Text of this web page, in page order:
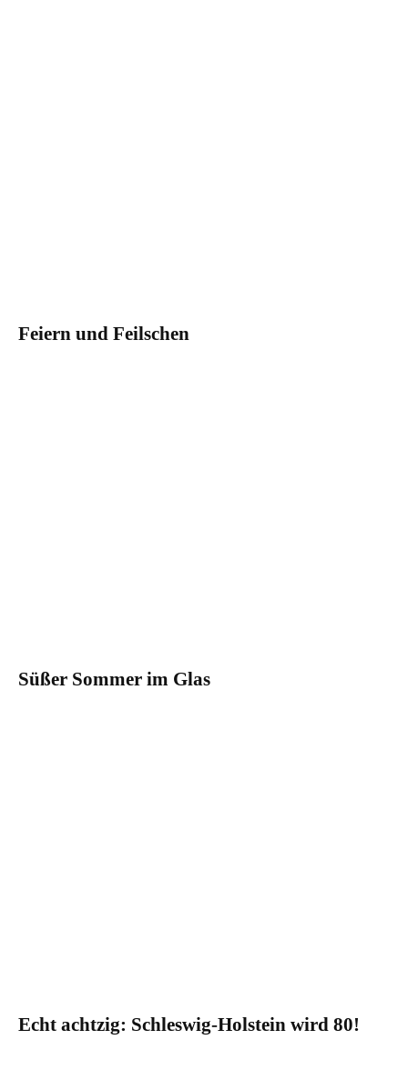
Feiern und Feilschen
Süßer Sommer im Glas
Echt achtzig: Schleswig-Holstein wird 80!